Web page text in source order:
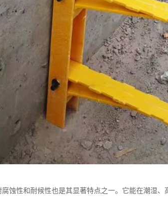
蚀性和耐候性也是其显著特点之一。它能在潮湿